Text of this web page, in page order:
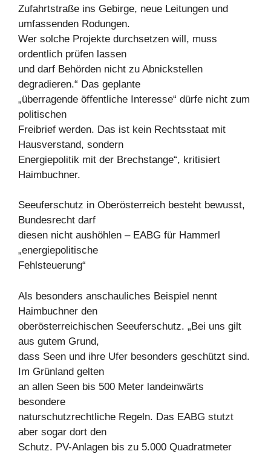
Zufahrtstraße ins Gebirge, neue Leitungen und
umfassenden Rodungen.
Wer solche Projekte durchsetzen will, muss
ordentlich prüfen lassen
und darf Behörden nicht zu Abnickstellen
degradieren.“ Das geplante
„überragende öffentliche Interesse“ dürfe nicht zum
politischen
Freibrief werden. Das ist kein Rechtsstaat mit
Hausverstand, sondern
Energiepolitik mit der Brechstange“, kritisiert
Haimbuchner.
Seeuferschutz in Oberösterreich besteht bewusst,
Bundesrecht darf
diesen nicht aushöhlen – EABG für Hammerl
„energiepolitische
Fehlsteuerung“
Als besonders anschauliches Beispiel nennt
Haimbuchner den
oberösterreichischen Seeuferschutz. „Bei uns gilt
aus gutem Grund,
dass Seen und ihre Ufer besonders geschützt sind.
Im Grünland gelten
an allen Seen bis 500 Meter landeinwärts
besondere
naturschutzrechtliche Regeln. Das EABG stutzt
aber sogar dort den
Schutz. PV-Anlagen bis zu 5.000 Quadratmeter